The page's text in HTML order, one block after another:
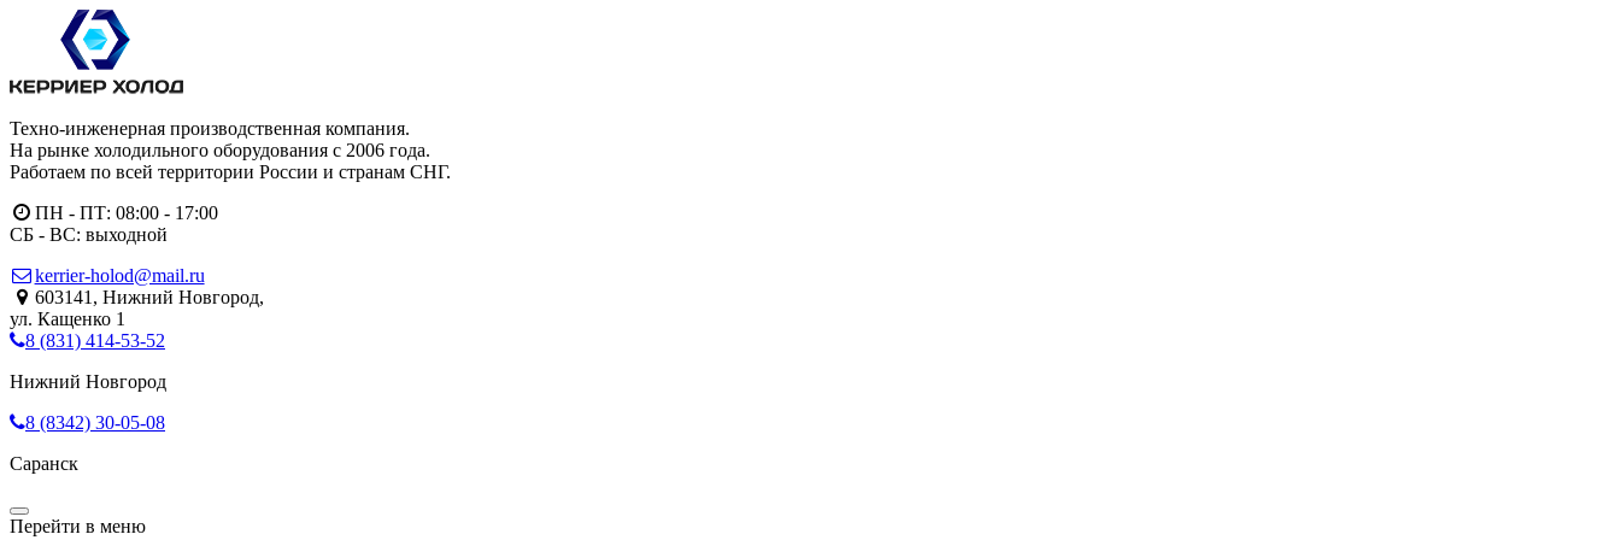
Техно-инженерная производственная компания.
На рынке холодильного оборудования с 2006 года.
Работаем по всей территории России и странам СНГ.
ПН - ПТ: 08:00 - 17:00
СБ - ВС: выходной
kerrier-holod@mail.ru
603141, Нижний Новгород,
ул. Кащенко 1
8 (831) 414-53-52
Нижний Новгород
8 (8342) 30-05-08
Саранск
Мобильное меню
Перейти в меню